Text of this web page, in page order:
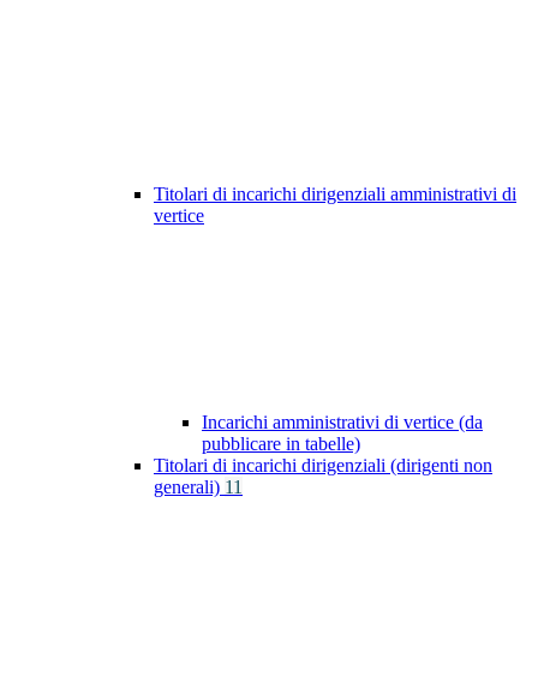
Titolari di incarichi dirigenziali amministrativi di
vertice
Incarichi amministrativi di vertice (da
pubblicare in tabelle)
Titolari di incarichi dirigenziali (dirigenti non
generali) 11